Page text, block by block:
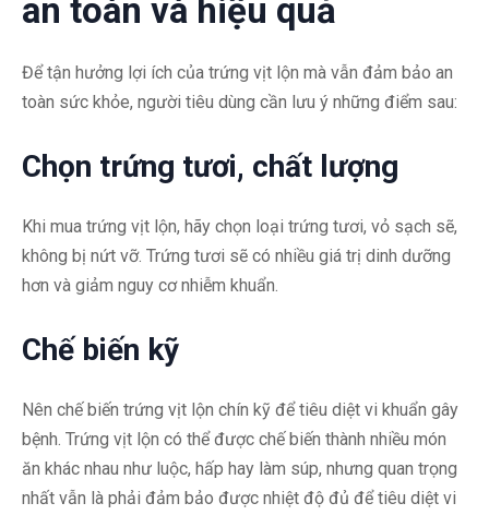
an toàn và hiệu quả
Để tận hưởng lợi ích của trứng vịt lộn mà vẫn đảm bảo an
toàn sức khỏe, người tiêu dùng cần lưu ý những điểm sau:
Chọn trứng tươi, chất lượng
Khi mua trứng vịt lộn, hãy chọn loại trứng tươi, vỏ sạch sẽ,
không bị nứt vỡ. Trứng tươi sẽ có nhiều giá trị dinh dưỡng
hơn và giảm nguy cơ nhiễm khuẩn.
Chế biến kỹ
Nên chế biến trứng vịt lộn chín kỹ để tiêu diệt vi khuẩn gây
bệnh. Trứng vịt lộn có thể được chế biến thành nhiều món
ăn khác nhau như luộc, hấp hay làm súp, nhưng quan trọng
nhất vẫn là phải đảm bảo được nhiệt độ đủ để tiêu diệt vi